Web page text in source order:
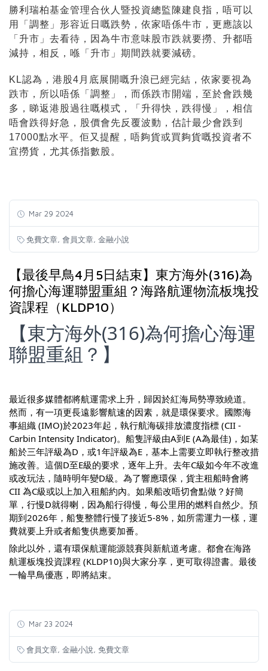
勝利瑞柏基金管理合伙人暨投資總監陳建良指，唔可以
用「調整」形容近日嘅跌勢，依家唔係牛市，更應該以
「升市」去看待，因為牛市意味股市跌就要撈、升都唔
減持，相反，喺「升市」期間跌就要減磅。
KL認為，港股4月底展開嘅升浪已經完結，依家要視為
跌市，所以唔係「調整」，而係跌市開端，至於會跌幾
多，睇返港股過往嘅模式，「升得快，跌得慢」，相信
唔會跌得好急，股價會先反覆波動，估計最少會跌到
17000點水平。佢又提醒，唔夠貨或買夠貨嘅投資者不
宜撈貨，尤其係指數股。
Mar 29 2024
免費文章 會員文章 金融小說
【最後早鳥4月5日結束】東方海外(316)為
何擔心海運聯盟重組？海路航運物流板塊投
資課程（KLDP10）
【東方海外(316)為何擔心海運
聯盟重組？】
最近很多媒體都將航運需求上升，歸因於紅海局勢導致繞道。
然而，有一項更長遠影響航速的因素，就是環保要求。國際海
事組織 (IMO)於2023年起，執行航海碳排放濃度指標 (CII -
Carbin Intensity Indicator)。船隻評級由A到E (A為最佳)，如某
船於三年評級為D，或1年評級為E，基本上需要立即執行整改措
施改善。這個D至E級的要求，逐年上升。去年C級如今年不改進
或改玩法，隨時明年變D級。為了響應環保，貨主租船時會將
CII 為C級或以上加入租船約內。如果船改唔切會點做？好簡
單，行慢D就得喇，因為船行得慢，每公里用的燃料自然少。預
期到2026年，船隻整體行慢了接近5-8%，如所需運力一樣，運
費就要上升或者船隻供應要加番。
除此以外，還有環保航運能源競賽與新航道考慮。都會在海路
航運板塊投資課程 (KLDP10)與大家分享，更可取得證書。最後
一輪早鳥優惠，即將結束。
Mar 23 2024
會員文章 金融小說 免費文章